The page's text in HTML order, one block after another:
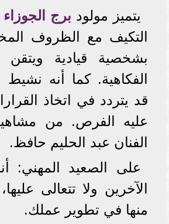
يتميز مولود برج الجوزاء
التكيف مع الظروف
بشخصية قيادية ويتقن
الفكاهية. كما أنه نشيط
قد يتردد في اتخاذ
عليه الفرص. من
الفنان عبد الحليم حافظ.
على الصعيد المهني:
الآخرين ولا تتعالى
منها في تطوير عملك.